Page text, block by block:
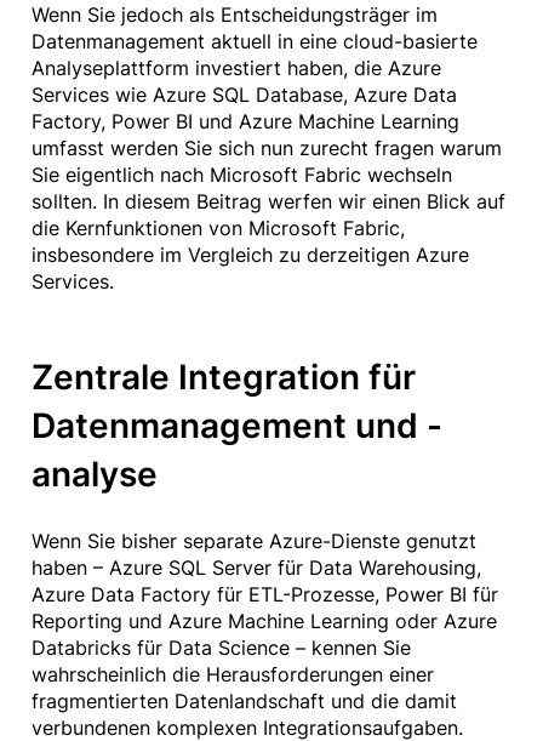
Wenn Sie jedoch als Entscheidungsträger im
Datenmanagement aktuell in eine cloud-basierte
Analyseplattform investiert haben, die Azure
Services wie Azure SQL Database, Azure Data
Factory, Power BI und Azure Machine Learning
umfasst werden Sie sich nun zurecht fragen warum
Sie eigentlich nach Microsoft Fabric wechseln
sollten. In diesem Beitrag werfen wir einen Blick auf
die Kernfunktionen von Microsoft Fabric,
insbesondere im Vergleich zu derzeitigen Azure
Services.
Zentrale Integration für
Datenmanagement und -
analyse
Wenn Sie bisher separate Azure-Dienste genutzt
haben – Azure SQL Server für Data Warehousing,
Azure Data Factory für ETL-Prozesse, Power BI für
Reporting und Azure Machine Learning oder Azure
Databricks für Data Science – kennen Sie
wahrscheinlich die Herausforderungen einer
fragmentierten Datenlandschaft und die damit
verbundenen komplexen Integrationsaufgaben.